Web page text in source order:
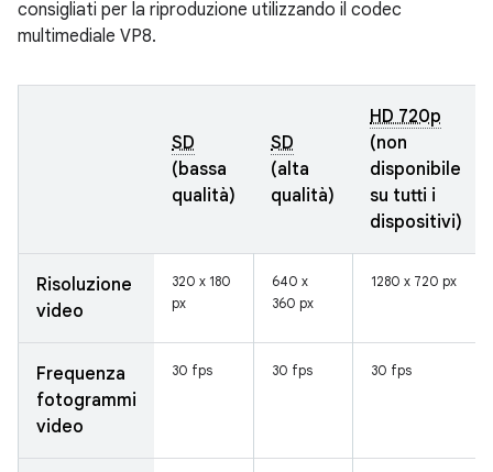
consigliati per la riproduzione utilizzando il codec
multimediale VP8.
SD
(bassa
qualità)
SD
(alta
qualità)
HD 720p
(non
disponibile
su tutti i
dispositivi)
Risoluzione
video
320 x 180
px
640 x
360 px
1280 x 720 px
Frequenza
fotogrammi
video
30 fps 30 fps 30 fps